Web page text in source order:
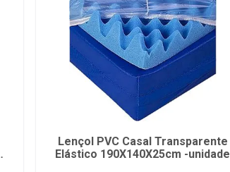
Lençol PVC Casal Transparente
Elástico 190X140X25cm -unidade